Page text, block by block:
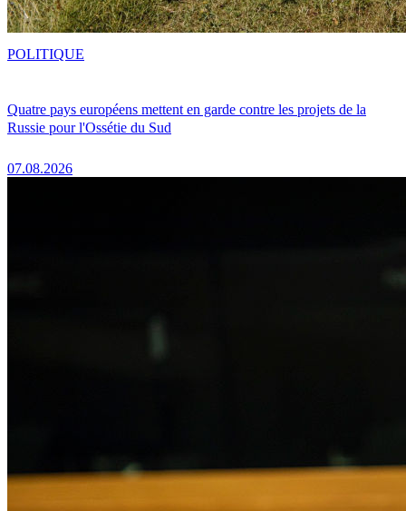
Quatre pays européens mettent en garde contre les projets de la
Russie pour l'Ossétie du Sud
07.08.2026
POLITIQUE